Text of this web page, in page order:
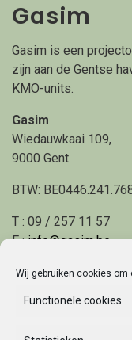
Wij gebruiken cookies
Functionele cookies
Gasim
Gasim is een
zijn aan de Gentse
KMO-units.
Gasim
Wiedauwkaai 109,
9000 Gent
BTW:
T : 09 / 257 11 57
E :info@gasim.be
Locatie en mobiliteit